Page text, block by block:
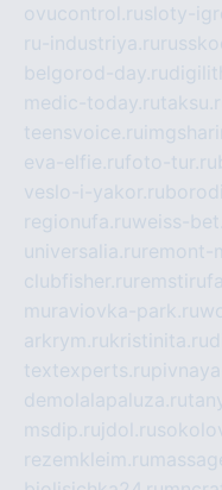
ovucontrol.rusloty-
ru-industriya.ru
belgorod-day.ru
medic-today.ru
teensvoice.ru
eva-elfie.rufoto-tur.ru
veslo-i-yakor.ru
regionufa.ruweiss-
universalia.ru
clubfisher.ru
muraviovka-park.ru
arkrym.rukristinita.ru
textexperts.ru
demolalapaluza.ru
msdip.ru jdol.ru
rezemkleim.ru